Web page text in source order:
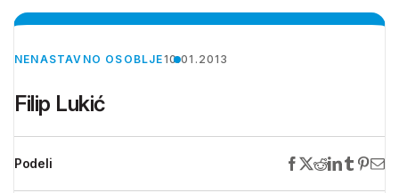
NENASTAVNO OSOBLJE10.01.2013
Filip Lukić
Podeli